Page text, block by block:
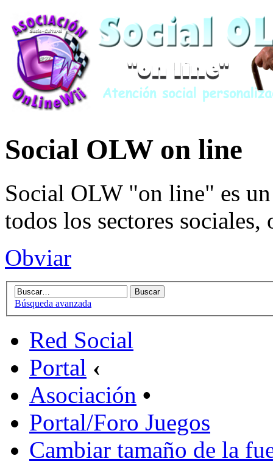
Social OLW on line
Social OLW "on line" es
todos los sectores sociales,
Obviar
Búsqueda avanzada
Red Social
Portal ‹
Asociación •
Portal/Foro Juegos
Cambiar tamaño de la